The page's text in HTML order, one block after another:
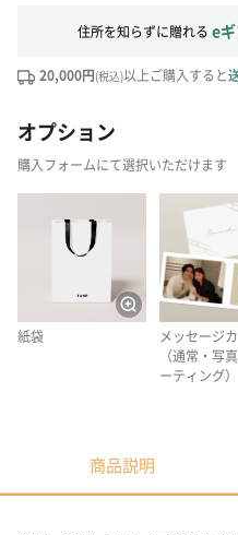
住所を知らずに贈れる e
20,000円(税込)以上ご購入すると
オプション
購入フォームにて選択いただけます
紙袋
メッセージ
（通常・写
ーティング）
商品説明